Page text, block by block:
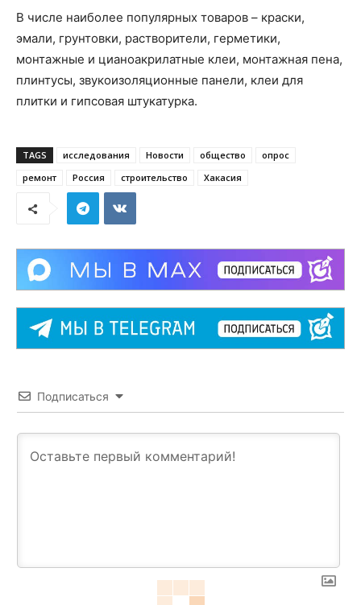
В числе наиболее популярных товаров – краски,
эмали, грунтовки, растворители, герметики,
монтажные и цианоакрилатные клеи, монтажная пена,
плинтусы, звукоизоляционные панели, клеи для
плитки и гипсовая штукатурка.
TAGS исследования Новости общество
опрос
ремонт
Россия строительство Хакасия
Подписаться